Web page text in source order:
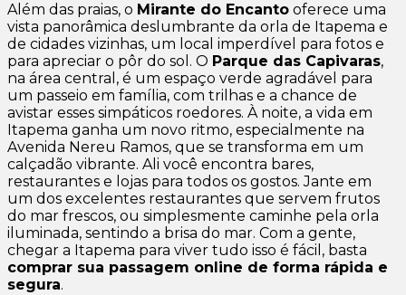
Além das praias, o Mirante do Encanto oferece uma
vista panorâmica deslumbrante da orla de Itapema e
de cidades vizinhas, um local imperdível para fotos e
para apreciar o pôr do sol. O Parque das Capivaras,
na área central, é um espaço verde agradável para
um passeio em família, com trilhas e a chance de
avistar esses simpáticos roedores. À noite, a vida em
Itapema ganha um novo ritmo, especialmente na
Avenida Nereu Ramos, que se transforma em um
calçadão vibrante. Ali você encontra bares,
restaurantes e lojas para todos os gostos. Jante em
um dos excelentes restaurantes que servem frutos
do mar frescos, ou simplesmente caminhe pela orla
iluminada, sentindo a brisa do mar. Com a gente,
chegar a Itapema para viver tudo isso é fácil, basta
comprar sua passagem online de forma rápida e
segura.